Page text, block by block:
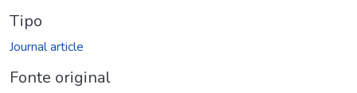
Tipo
Journal article
Fonte original